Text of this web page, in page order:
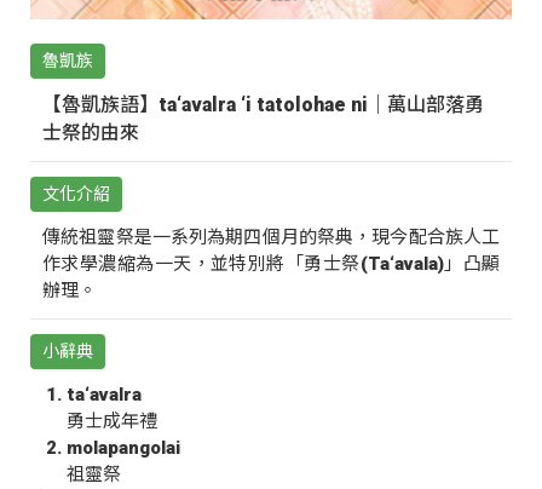
魯凱族
【魯凱族語】ta‘avalra ‘i tatolohae ni｜萬山部落勇
士祭的由來
文化介紹
傳統祖靈祭是一系列為期四個月的祭典，現今配合族人工
作求學濃縮為一天，並特別將「勇士祭(Ta‘avala)」凸顯
辦理。
小辭典
ta‘avalra
勇士成年禮
molapangolai
祖靈祭